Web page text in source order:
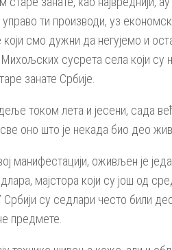
ти производи, уз
смо дужни да негујемо и
сусрета села који
занате Србије.
током лета и јесени, сада
оно што је некада био део
манифестацији, оживљен је
мајстора који су још од
су седлари често били
предмете.